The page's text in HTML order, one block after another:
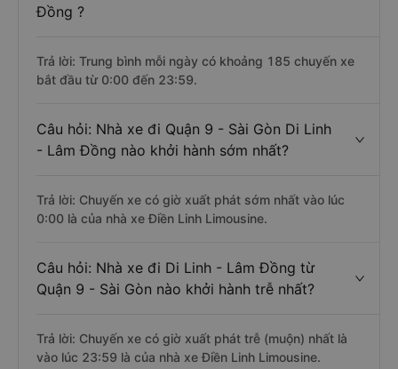
Đồng ?
Trả lời: Trung bình mỗi ngày có khoảng 185 chuyến xe
bắt đầu từ 0:00 đến 23:59.
Câu hỏi: Nhà xe đi Quận 9 - Sài Gòn Di Linh
- Lâm Đồng nào khởi hành sớm nhất?
Trả lời: Chuyến xe có giờ xuất phát sớm nhất vào lúc
0:00 là của nhà xe Điền Linh Limousine.
Câu hỏi: Nhà xe đi Di Linh - Lâm Đồng từ
Quận 9 - Sài Gòn nào khởi hành trễ nhất?
Trả lời: Chuyến xe có giờ xuất phát trễ (muộn) nhất là
vào lúc 23:59 là của nhà xe Điền Linh Limousine.